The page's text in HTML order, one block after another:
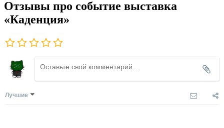
Отзывы про событие выставка
«Каденция»
Лучшие